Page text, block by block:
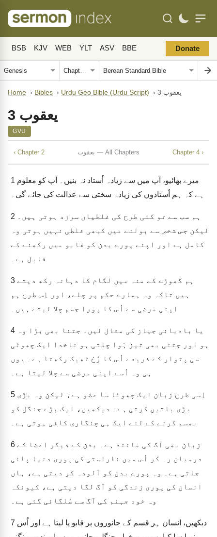
BSB KJV WEB YLT ASV BBE Donate
Home › Bibles › Urdu Geo Bible (Urdu Script) › یعقوب 3
یعقوب 3
GVU
‹ Chapter 2 یعقوب — All Chapters Chapter 4 ›
1
ہے کہ ہم اُستادوں کی زیادہ سختی سے عدالت کی جائے گی۔
2
لیکن جس شخص سے بولنے میں کبھی غلطی نہیں ہوتی وہ
کامل ہے اور اپنے پورے بدن کو قابو میں رکھنے کے
قابل ہے۔
3
ہیں تاکہ وہ ہمارے حکم پر چلے، اور اِس طرح ہم
اپنی مرضی سے اُس کا پورا جسم چلا لیتے ہیں۔
4
ہو اور جتنی بھی تیز ہَوا چلتی ہو ناخدا ایک چھوٹی
سی پتوار کے ذریعے اُس کا رُخ ٹھیک رکھتا ہے۔ یوں
ہی وہ اُسے اپنی مرضی سے چلا لیتا ہے۔
5
بڑی باتیں کرتی ہے۔ دیکھیں، ایک بڑے جنگل کو
بھسم کرنے کے لئے ایک ہی چنگاری کافی ہوتی ہے۔
6
درمیان رہ کر اُس میں ناراستی کی پوری دنیا پائی
جاتی ہے۔ وہ پورے بدن کو آلودہ کر دیتی ہے، ہاں
انسان کی پوری زندگی کو آگ لگا دیتی ہے، کیونکہ
وہ خود جہنم کی آگ سے سُلگائی گئی ہے۔
7